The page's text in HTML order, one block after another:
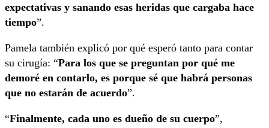
expectativas y sanando esas heridas que cargaba hace
tiempo”.
Pamela también explicó por qué esperó tanto para contar
su cirugía: “Para los que se preguntan por qué me
demoré en contarlo, es porque sé que habrá personas
que no estarán de acuerdo”.
“Finalmente, cada uno es dueño de su cuerpo”,